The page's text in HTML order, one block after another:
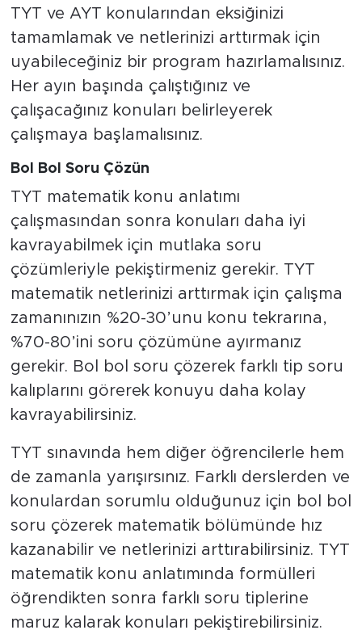
TYT ve AYT konularından eksiğinizi
tamamlamak ve netlerinizi arttırmak için
uyabileceğiniz bir program hazırlamalısınız.
Her ayın başında çalıştığınız ve
çalışacağınız konuları belirleyerek
çalışmaya başlamalısınız.
Bol Bol Soru Çözün
TYT matematik konu anlatımı
çalışmasından sonra konuları daha iyi
kavrayabilmek için mutlaka soru
çözümleriyle pekiştirmeniz gerekir. TYT
matematik netlerinizi arttırmak için çalışma
zamanınızın %20-30’unu konu tekrarına,
%70-80’ini soru çözümüne ayırmanız
gerekir. Bol bol soru çözerek farklı tip soru
kalıplarını görerek konuyu daha kolay
kavrayabilirsiniz.
TYT sınavında hem diğer öğrencilerle hem
de zamanla yarışırsınız. Farklı derslerden ve
konulardan sorumlu olduğunuz için bol bol
soru çözerek matematik bölümünde hız
kazanabilir ve netlerinizi arttırabilirsiniz. TYT
matematik konu anlatımında formülleri
öğrendikten sonra farklı soru tiplerine
maruz kalarak konuları pekiştirebilirsiniz.